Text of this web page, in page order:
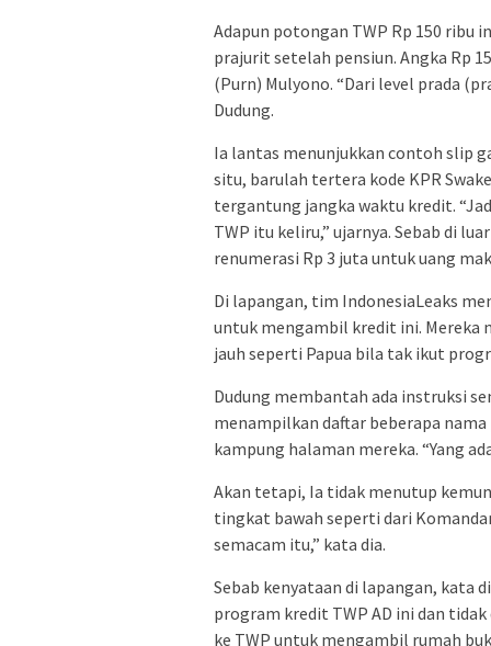
Adapun potongan TWP Rp 150 ribu
prajurit setelah pensiun. Angka Rp
(Purn) Mulyono. “Dari level prada
Dudung.
Ia lantas menunjukkan contoh slip
situ, barulah tertera kode KPR
tergantung jangka waktu kredit.
TWP itu keliru,” ujarnya. Sebab di
renumerasi Rp 3 juta untuk uang
Di lapangan, tim IndonesiaLeaks
untuk mengambil kredit ini. Mereka
jauh seperti Papua bila tak ikut
Dudung membantah ada instruksi
menampilkan daftar beberapa
kampung halaman mereka. “Yang
Akan tetapi, Ia tidak menutup
tingkat bawah seperti dari
semacam itu,” kata dia.
Sebab kenyataan di lapangan, kata
program kredit TWP AD ini dan
ke TWP untuk mengambil rumah